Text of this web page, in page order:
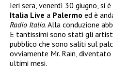
Ieri sera, venerdì 30 giugno, si
Italia Live a Palermo ed è
Radio Italia. Alla conduzione
E tantissimi sono stati gli
pubblico che sono saliti sul
ovviamente Mr. Rain,
ultimi mesi.